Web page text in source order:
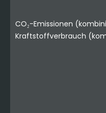
CO₂-Emissionen
Kraftstoffverbrauch